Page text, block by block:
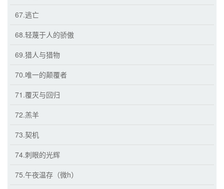
67.逃亡
68.轻蔑于人的骄傲
69.猎人与猎物
70.唯一的颠覆者
71.覆灭与回归
72.羔羊
73.契机
74.刺眼的光辉
75.午夜温存（微h）